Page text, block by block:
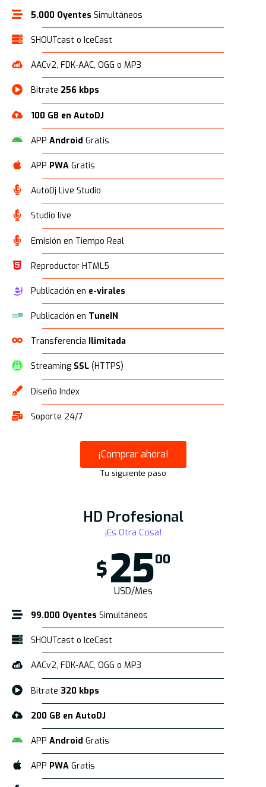
5.000 Oyentes Simultáneos
SHOUTcast o IceCast
AACv2, FDK-AAC, OGG o MP3
Bitrate 256 kbps
100 GB en AutoDJ
APPAndroidGratis
APP PWAGratis
AutoDj Live Studio
Studio live
Emisión en Tiempo Real
Reproductor HTML5
Publicación en e-virales
Publicación en TuneIN
Transferencia Ilimitada
Streaming SSL(HTTPS)
Diseño Index
Soporte 24/7
¡Comprar ahora!
Tu siguiente paso
HD Profesional
¡Es Otra Cosa!
$2500
USD/Mes
99.000 Oyentes Simultáneos
SHOUTcast o IceCast
AACv2, FDK-AAC, OGG o MP3
Bitrate 320 kbps
200 GB en AutoDJ
APPAndroidGratis
APP PWAGratis